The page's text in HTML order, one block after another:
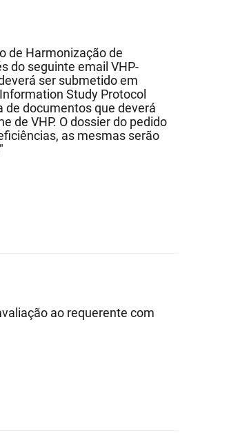
de Harmonização de
do seguinte email VHP-
ser submetido em
Study Protocol
de documentos que deverá
de VHP. O dossier do pedido
as mesmas serão
ao requerente com